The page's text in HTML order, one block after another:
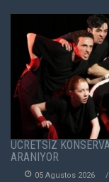
ÜCRETSİZ
ARANIYOR
05 Agustos 2026